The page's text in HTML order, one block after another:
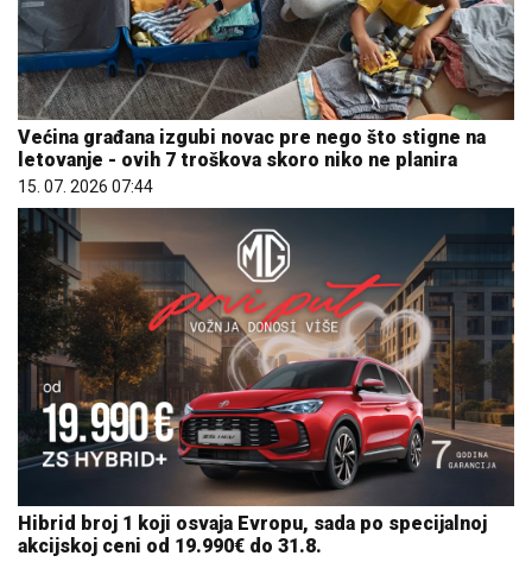
Većina građana izgubi novac pre nego što stigne na
letovanje - ovih 7 troškova skoro niko ne planira
15. 07. 2026 07:44
Hibrid broj 1 koji osvaja Evropu, sada po specijalnoj
akcijskoj ceni od 19.990€ do 31.8.